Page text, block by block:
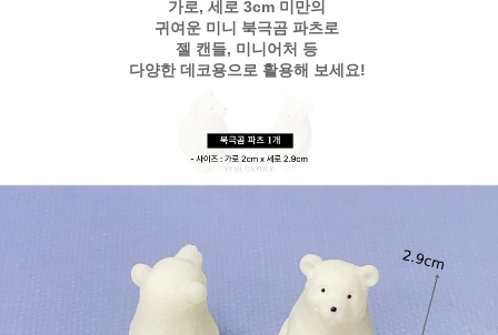
가로, 세로 3cm 미만의
귀여운 미니 북극곰 파츠로
젤 캔들, 미니어처 등
다양한 데코용으로 활용해 보세요!